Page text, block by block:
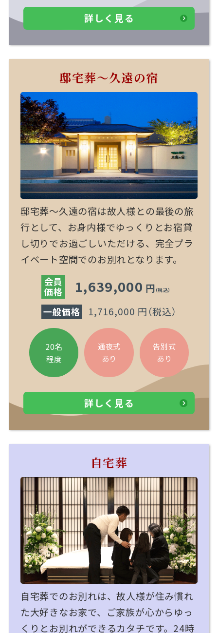
詳しく見る
邸宅葬～久遠の宿
邸宅葬～久遠の宿は故人様との最後の旅
行として、お身内様でゆっくりとお宿貸
し切りでお過ごしいただける、完全プラ
イベート空間でのお別れとなります。
会員
価格
1,639,000 円 （税込）
一般価格 1,716,000 円（税込）
20名
程度
通夜式
あり
告別式
あり
詳しく見る
自宅葬
自宅葬でのお別れは、故人様が住み慣れ
た大好きなお家で、ご家族が心からゆっ
くりとお別れができるカタチです。24時